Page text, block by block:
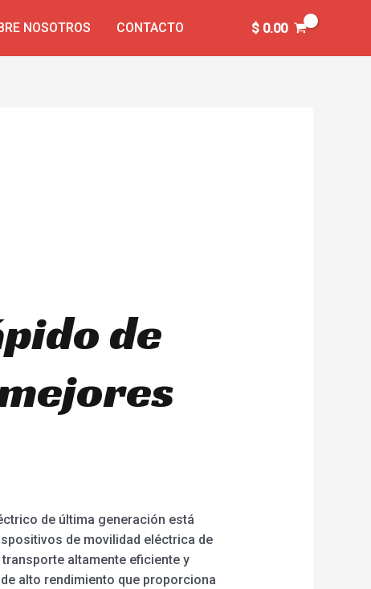
NOSOTROS CONTACTO $0.00
de
de última generación está
de movilidad eléctrica de
altamente eficiente y
alto rendimiento que proporciona